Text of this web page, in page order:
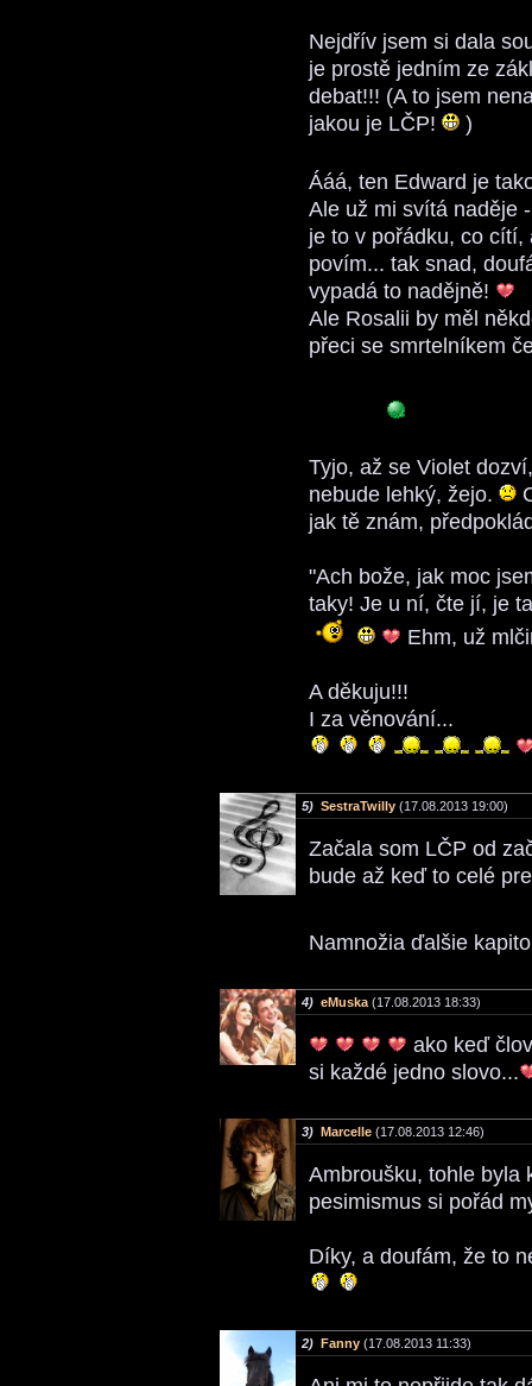
Nejdřív jsem si dala
je prostě jedním ze
debat!!! (A to jsem
jakou je LČP!
)
Ááá, ten Edward je
Ale už mi svítá naděje
je to v pořádku, co
povím... tak snad,
vypadá to nadějně!
Ale Rosalii by měl
přeci se smrtelníkem
Tyjo, až se Violet
nebude lehký, žejo.
jak tě znám,
"Ach bože, jak moc
taky! Je u ní, čte jí, je
Ehm, už
A děkuju!!!
I za věnování...
5) SestraTwilly (17.08.2013 19:00)
Začala som LČP od
bude až keď to celé
Namnožia ďalšie
4) eMuska (17.08.2013 18:33)
ako keď
si každé jedno slovo...
3) Marcelle (17.08.2013 12:46)
Ambroušku, tohle byla
pesimismus si pořád
Díky, a doufám, že to
2) Fanny (17.08.2013 11:33)